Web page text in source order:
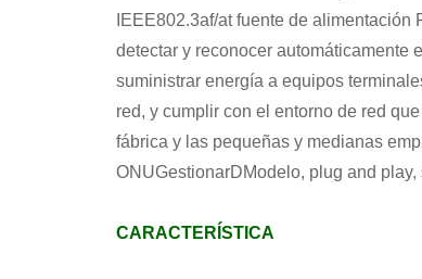
IEEE802.3af/at fuente de
detectar y reconocer automáticamente
suministrar energía a equipos
red, y cumplir con el entorno de red
fábrica y las pequeñas y medianas
ONUGestionarDModelo, plug and
CARACTERÍSTICA